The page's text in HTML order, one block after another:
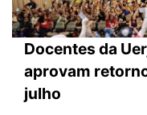
Docentes da
aprovam
julho